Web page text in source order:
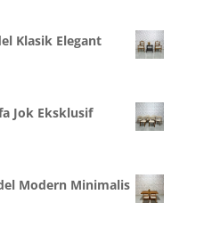
Klasik Elegant
Jok Eksklusif
Modern Minimalis